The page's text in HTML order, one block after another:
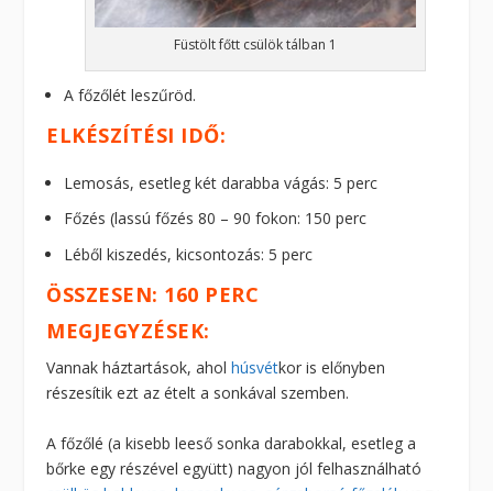
Füstölt főtt csülök tálban 1
A főzőlét leszűröd.
ELKÉSZÍTÉSI IDŐ:
Lemosás, esetleg két darabba vágás: 5 perc
Főzés (lassú főzés 80 – 90 fokon: 150 perc
Léből kiszedés, kicsontozás: 5 perc
ÖSSZESEN: 160 PERC
MEGJEGYZÉSEK:
Vannak háztartások, aholhúsvétkor is előnyben
részesítik ezt az ételt a sonkával szemben.
A főzőlé (a kisebb leeső sonka darabokkal, esetleg a
bőrke egy részével együtt) nagyon jól felhasználható